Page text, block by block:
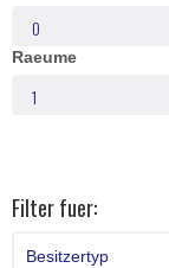
Raeume
Filter fuer:
Besitzertyp